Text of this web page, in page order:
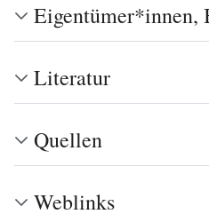
Eigentümer*innen,
Literatur
Quellen
Weblinks